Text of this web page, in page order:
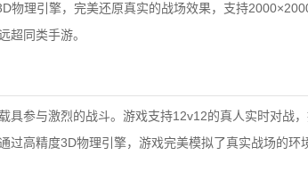
物理引擎，完美还原真实的战场效果，支持
超同类手游。
具参与激烈的战斗。游戏支持12v12的真人实时对战
过高精度3D物理引擎，游戏完美模拟了真实战场的环